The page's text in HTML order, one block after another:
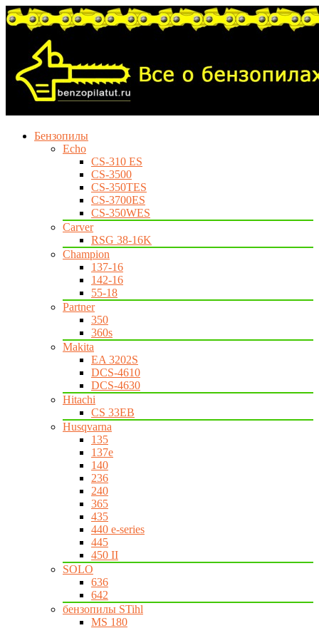
Бензопилы
Echo
CS-310 ES
CS-3500
CS-350TES
CS-3700ES
CS-350WES
Carver
RSG 38-16K
Champion
137-16
142-16
55-18
Partner
350
360s
Makita
EA 3202S
DCS-4610
DCS-4630
Hitachi
CS 33EB
Husqvarna
135
137e
140
236
240
365
435
440 e-series
445
450 II
SOLO
636
642
бензопилы STihl
MS 180